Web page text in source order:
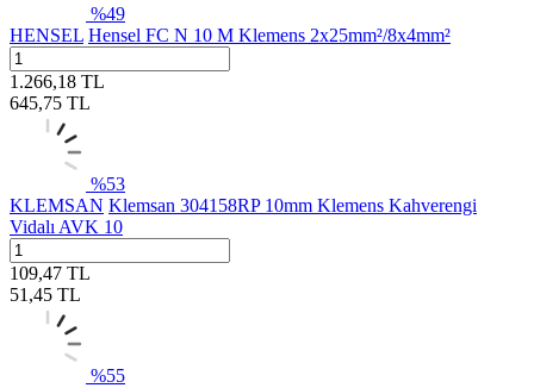
%49
HENSEL Hensel FC N 10 M Klemens 2x25mm²/8x4mm²
1.266,18 TL
645,75 TL
%53
KLEMSAN Klemsan 304158RP 10mm Klemens Kahverengi
Vidalı AVK 10
109,47 TL
51,45 TL
%55